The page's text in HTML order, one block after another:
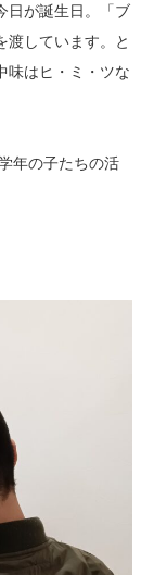
日が誕生日。「ブ
渡しています。と
味はヒ・ミ・ツな
年の子たちの活